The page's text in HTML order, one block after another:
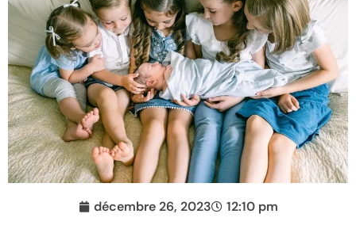
décembre 26, 2023 12:10 pm